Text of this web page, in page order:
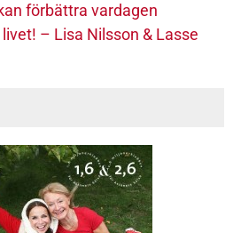
förbättra vardagen
– Lisa Nilsson & Lasse